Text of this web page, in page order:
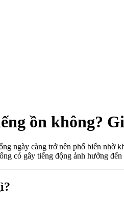
ồn không?
ngày càng trở nên phổ biến nhờ
có gây tiếng động ảnh hưởng